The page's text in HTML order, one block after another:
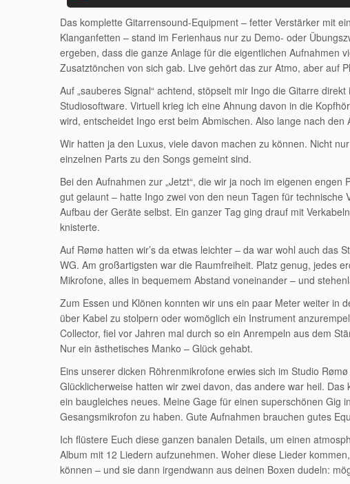
Das komplette Gitarrensound-Equipment – fetter Verstärker mit
Klanganfetten – stand im Ferienhaus nur zu Demo- oder
ergeben, dass die ganze Anlage für die eigentlichen Aufnahmen
Zusatztönchen von sich gab. Live gehört das zur Atmo, aber auf
Auf „sauberes Signal“ achtend, stöpselt mir Ingo die Gitarre
Studiosoftware. Virtuell krieg ich eine Ahnung davon in die
wird, entscheidet Ingo erst beim Abmischen. Also lange nach den
Wir hatten ja den Luxus, viele davon machen zu können. Nicht
einzelnen Parts zu den Songs gemeint sind.
Bei den Aufnahmen zur „Jetzt“, die wir ja noch im eigenen
gut gelaunt – hatte Ingo zwei von den neun Tagen für
Aufbau der Geräte selbst. Ein ganzer Tag ging drauf mit
knisterte.
Auf Rømø hatten wir’s da etwas leichter – da war wohl auch das
WG. Am großartigsten war die Raumfreiheit. Platz genug, jedes
Mikrofone, alles in bequemem Abstand voneinander – und
Zum Essen und Klönen konnten wir uns ein paar Meter weiter in
über Kabel zu stolpern oder womöglich ein Instrument
Collector, fiel vor Jahren mal durch so ein Anrempeln aus dem
Nur ein ästhetisches Manko – Glück gehabt.
Eins unserer dicken Röhrenmikrofone erwies sich im Studio
Glücklicherweise hatten wir zwei davon, das andere war heil.
ein baugleiches neues. Meine Gage für einen superschönen
Gesangsmikrofon zu haben. Gute Aufnahmen brauchen gutes
Ich flüstere Euch diese ganzen banalen Details, um einen
Album mit 12 Liedern aufzunehmen. Woher diese Lieder
können – und sie dann irgendwann aus deinen Boxen dudeln: